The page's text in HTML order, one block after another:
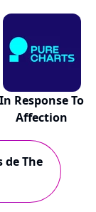
In Response To
Affection
de The